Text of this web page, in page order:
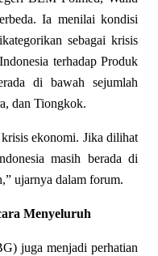
Ia menilai kondisi
sebagai krisis
terhadap Produk
di bawah sejumlah
dan Tiongkok.
ekonomi. Jika dilihat
masih berada di
ujarnya dalam forum.
Menyeluruh
juga menjadi perhatian